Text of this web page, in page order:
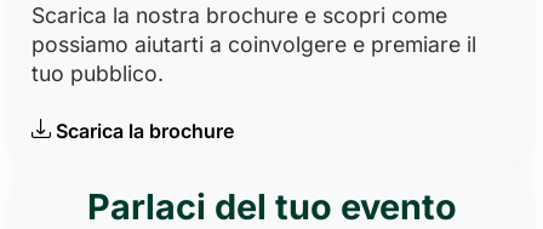
Scarica la nostra brochure e scopri come
possiamo aiutarti a coinvolgere e premiare il
tuo pubblico.
Scarica la brochure
Parlaci del tuo evento